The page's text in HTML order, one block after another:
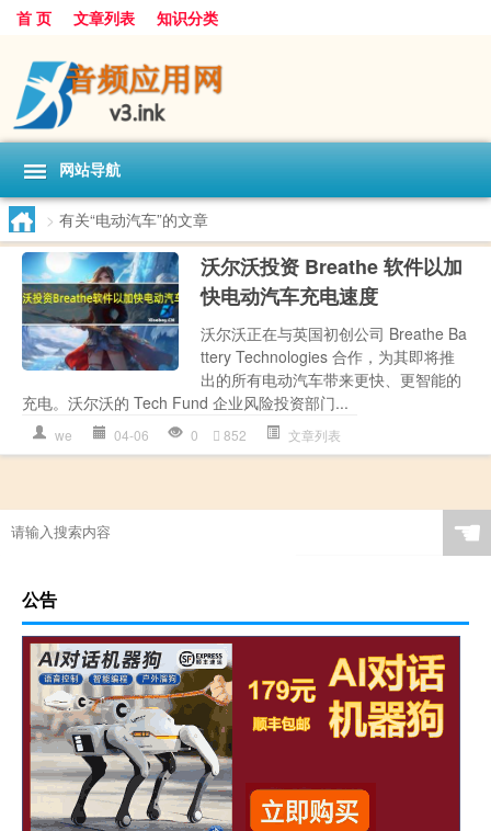
首 页 文章列表 知识分类
网站导航
> 有关“电动汽车”的文章
沃尔沃投资 Breathe 软件以加
快电动汽车充电速度
沃尔沃正在与英国初创公司 Breathe Ba
ttery Technologies 合作，为其即将推
出的所有电动汽车带来更快、更智能的
充电。沃尔沃的 Tech Fund 企业风险投资部门...
we 04-06 0 852 文章列表
☚
公告